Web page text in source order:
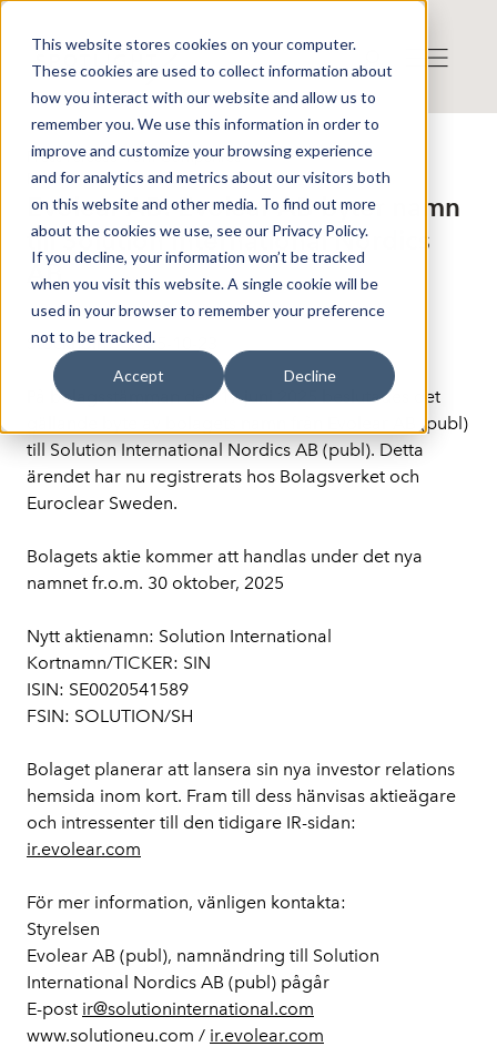
This website stores cookies on your computer.
These cookies are used to collect information about
how you interact with our website and allow us to
remember you. We use this information in order to
improve and customize your browsing experience
and for analytics and metrics about our visitors both
on this website and other media. To find out more
about the cookies we use, see our Privacy Policy.
If you decline, your information won’t be tracked
when you visit this website. A single cookie will be
used in your browser to remember your preference
not to be tracked.
Accept Decline
Press release from Companies
Publicerat: 2025-10-23 09:20:00
Evolear AB: Evolear AB byter namn
till Solution International Nordics
AB
Stockholm - 2025-10-23
På bolagsstämman den 17 juni 2025 beslutades det
gällande byte av bolagets namn från Evolear AB (publ)
till Solution International Nordics AB (publ). Detta
ärendet har nu registrerats hos Bolagsverket och
Euroclear Sweden.
Bolagets aktie kommer att handlas under det nya
namnet fr.o.m. 30 oktober, 2025
Nytt aktienamn: Solution International
Kortnamn/TICKER: SIN
ISIN: SE0020541589
FSIN: SOLUTION/SH
Bolaget planerar att lansera sin nya investor relations
hemsida inom kort. Fram till dess hänvisas aktieägare
ir.evolear.com
För mer information, vänligen kontakta:
Styrelsen
Evolear AB (publ), namnändring till Solution
International Nordics AB (publ) pågår
E-post ir@solutioninternational.com
www.solutioneu.com / ir.evolear.com